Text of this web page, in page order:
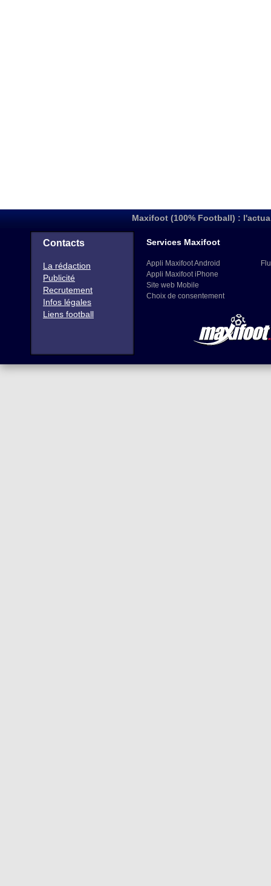
Maxifoot (100% Football) :
Contacts
La rédaction
Publicité
Recrutement
Infos légales
Liens football
Services Maxifoot
Appli Maxifoot Android
Appli Maxifoot iPhone
Site web Mobile
Choix de consentement